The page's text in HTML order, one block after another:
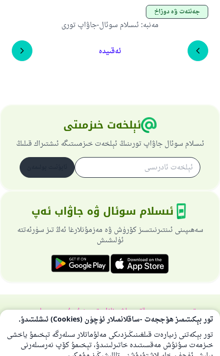
جەننەت ۋە دوزاخ
مەنبە: ئىسلام سوئال-جاۋاپ تورى
ئەقىيدە
ئېلخەت خىزمىتى
ئىسلام سوئال جاۋاپ تورىنىڭ ئېلخەت خىزمىىتىگە ئىشتىراك قىلىڭ
ئىسلام سوئال ۋە جاۋاب ئەپ
سەھىپىنى ئىنتىرنىتسىز كۆرۈش ۋە مەزمۇنلارغا ئەڭ تىز سۈرئەتتە
ئۈلىشىش
تورسەھىپىسى ھەققىدەباش نازارەتچىخۇسۇسىي سىياسەت
بارلىق ھوقۇق ئىسلام سوئال-جاۋاپ تورىغا مەنسۇپتۇر 1997-2025 ©
تور بېكىتىمىز ھۆججەت -ساقلانمىلار ئۈچۈن (Cookies) ئىشلىتىدۇ.
تور بېكەتنى زىيارەت قىلغىنىڭىزدىكى مەلۇماتلار سىلەرگە تېخىمۇ ياخشى
خىزمەت سۇنۇش مەقسىتىدە خاتىرلىنىدۇ، تېخىمۇ كۆپ نەرسىلەرنى